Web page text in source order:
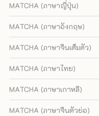
MATCHA (ภาษาญี่ปุ่น)
MATCHA (ภาษาอังกฤษ)
MATCHA (ภาษาจีนเต็มตัว)
MATCHA (ภาษาไทย)
MATCHA (ภาษาเกาหลี)
MATCHA (ภาษาจีนตัวย่อ)